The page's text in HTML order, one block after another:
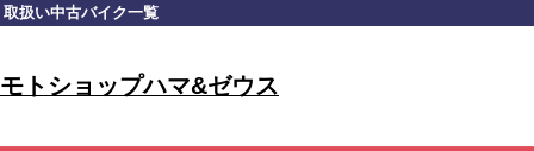
取扱い中古バイク一覧
モトショップハマ&ゼウス